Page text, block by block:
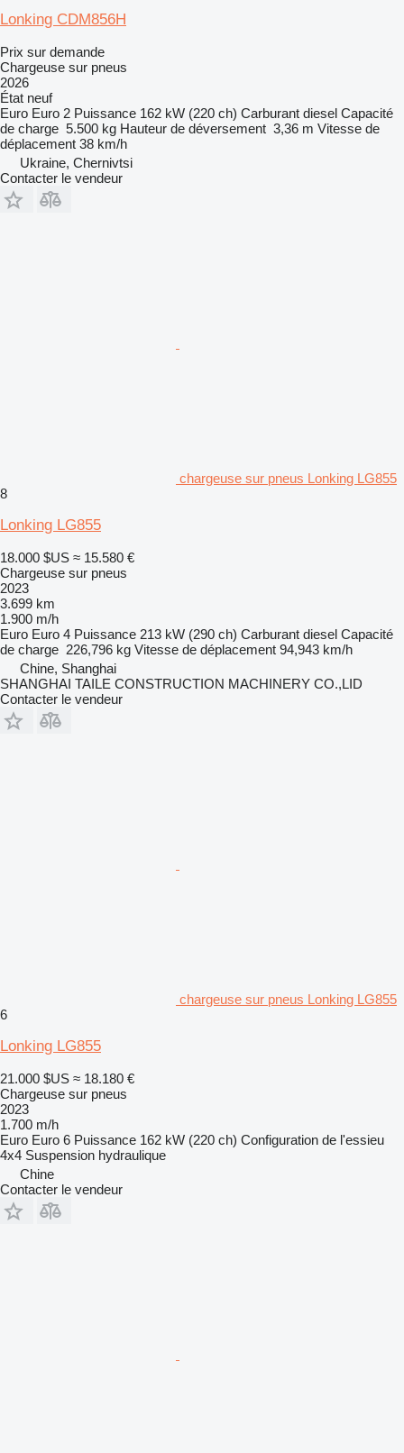
Lonking CDM856H
Prix sur demande
Chargeuse sur pneus
2026
État neuf
Euro Euro 2 Puissance 162 kW (220 ch) Carburant diesel Capacité
de charge 5.500 kg Hauteur de déversement 3,36 m Vitesse de
déplacement 38 km/h
Ukraine, Chernivtsi
Contacter le vendeur
chargeuse sur pneus Lonking LG855
8
Lonking LG855
18.000 $US ≈ 15.580 €
Chargeuse sur pneus
2023
3.699 km
1.900 m/h
Euro Euro 4 Puissance 213 kW (290 ch) Carburant diesel Capacité
de charge 226,796 kg Vitesse de déplacement 94,943 km/h
Chine, Shanghai
SHANGHAI TAILE CONSTRUCTION MACHINERY CO.,LID
Contacter le vendeur
chargeuse sur pneus Lonking LG855
6
Lonking LG855
21.000 $US ≈ 18.180 €
Chargeuse sur pneus
2023
1.700 m/h
Euro Euro 6 Puissance 162 kW (220 ch) Configuration de l'essieu
4x4 Suspension hydraulique
Chine
Contacter le vendeur